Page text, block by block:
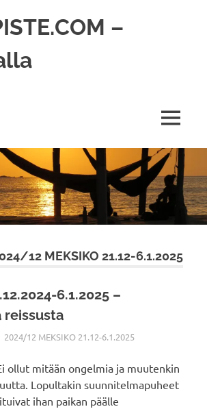
–
MENU
12 MEKSIKO 21.12-6.1.2025
6.1.2025 –
reissusta
2024/12 MEKSIKO 21.12-6.1.2025
ollut mitään ongelmia ja muutenkin
Lopultakin suunnitelmapuheet
ihan paikan päälle